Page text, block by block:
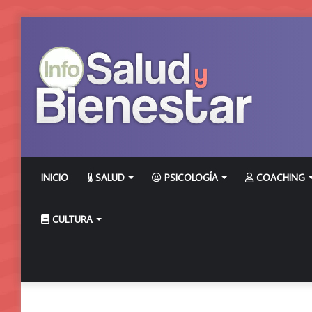
INICIO SALUD PSICOLOGÍA COACHING
CULTURA